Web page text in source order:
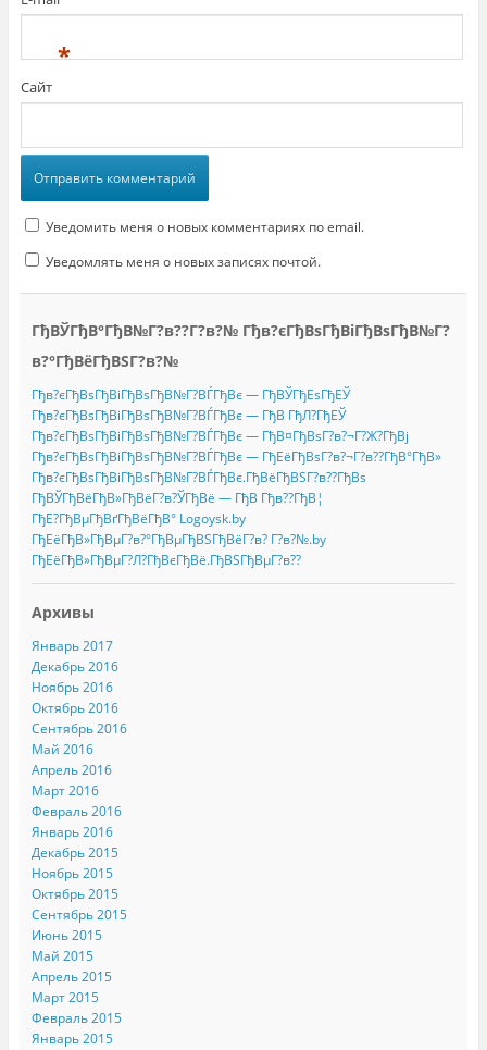
*
Сайт
Уведомить меня о новых комментариях по email.
Уведомлять меня о новых записях почтой.
ГђВЎГђВ°ГђВ№Г?в??Г?в?№ Гђв?єГђВѕГђВіГђВѕГђВ№Г?
в?°ГђВёГђВЅГ?в?№
Гђв?єГђВѕГђВіГђВѕГђВ№Г?ВЃГђВє — ГђВЎГђЕѕГђЕЎ
Гђв?єГђВѕГђВіГђВѕГђВ№Г?ВЃГђВє — ГђВ ГђЛ?ГђЕЎ
Гђв?єГђВѕГђВіГђВѕГђВ№Г?ВЃГђВє — ГђВ¤ГђВѕГ?в?¬Г?Ж?ГђВј
Гђв?єГђВѕГђВіГђВѕГђВ№Г?ВЃГђВє — ГђЕёГђВѕГ?в?¬Г?в??ГђВ°ГђВ»
Гђв?єГђВѕГђВіГђВѕГђВ№Г?ВЃГђВє.ГђВёГђВЅГ?в??ГђВѕ
ГђВЎГђВёГђВ»ГђВёГ?в?ЎГђВё — ГђВ Гђв??ГђВ¦
ГђЕ?ГђВµГђВґГђВёГђВ° Logoysk.by
ГђЕёГђВ»ГђВµГ?в?°ГђВµГђВЅГђВёГ?в? Г?в?№.by
ГђЕёГђВ»ГђВµГ?Л?ГђВєГђВё.ГђВЅГђВµГ?в??
Архивы
Январь 2017
Декабрь 2016
Ноябрь 2016
Октябрь 2016
Сентябрь 2016
Май 2016
Апрель 2016
Март 2016
Февраль 2016
Январь 2016
Декабрь 2015
Ноябрь 2015
Октябрь 2015
Сентябрь 2015
Июнь 2015
Май 2015
Апрель 2015
Март 2015
Февраль 2015
Январь 2015